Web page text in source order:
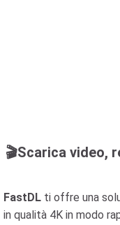
🎬Scarica video,
FastDL ti offre una
in qualità 4K in modo